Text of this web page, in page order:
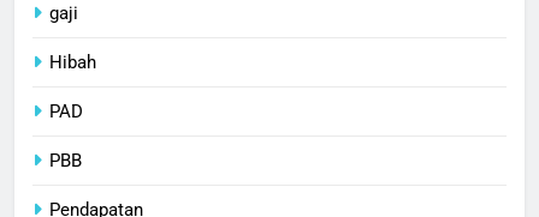
gaji
Hibah
PAD
PBB
Pendapatan